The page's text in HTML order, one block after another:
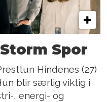
Spor
Hindenes (27)
blir særlig viktig i
, energi- og